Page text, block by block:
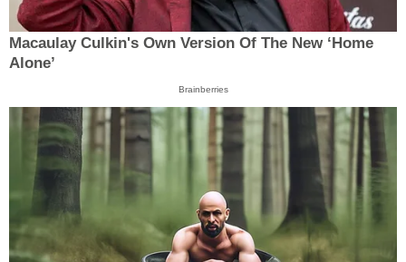
Macaulay Culkin's Own Version Of The New ‘Home
Alone’
Brainberries